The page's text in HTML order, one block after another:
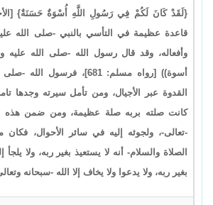
قاعدة عظيمة في التأسي بالنبي -صلى الله
وأفعاله، وقد قال رسول الله -صلى الله
أسوة)) [رواه مسلم: 681]،
القدوة عبر الأجيال، ومن تأمل سيرته وجدها
كانت صلته بربه صلة عظيمة، ومن ضمن هذه
-تعالى-، ولجوئه إليه في سائر الأحوال، فكان
الصلاة والسلام- أنه لا يستعيذ بغير ربه، ولا
بغير ربه، ولا يدعوا ولا يخاف إلا الله -سبحانه